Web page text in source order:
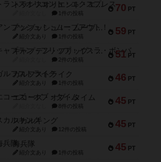
70 PT
トランスオリエント・エクスプレス
1件の投稿
59 PT
アンブッシュ！：ムーブアウト！
紹介文あり 1件の投稿
51 PT
キャプテン・フリップ：イスラ・ボンバ
2件の投稿
46 PT
ガルフストライク
紹介文あり 1件の投稿
45 PT
エコーズ・オブ・タイム
8件の投稿
45 PT
スカルキング
紹介文あり 12件の投稿
45 PT
海兵隊
紹介文あり 1件の投稿